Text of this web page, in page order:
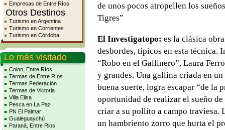
Empresas de Entre Ríos
Otros Destinos
Turismo en Argentina
Turismo en Corrientes
Turismo en Córdoba
Lo más visitado
Colon, Entre Ríos
Termas de Entre Ríos
Termas Federación
Termas de Victoria
Villa Elisa
Pesca en La Paz
PN El Palmar
Gualeguaychú
Paraná, Entre Rios
de unos pocos atropellen los
Tigres”
El Investigatopo: es la clásica
desbordes, típicos en esta técnica.
“Robo en el Gallinero”, Laura
y grandes. Una gallina criada en
buena suerte, logra escapar “de la
oportunidad de realizar el sueño
criar a su pollito a campo traviesa.
un hambriento zorro que hurta el